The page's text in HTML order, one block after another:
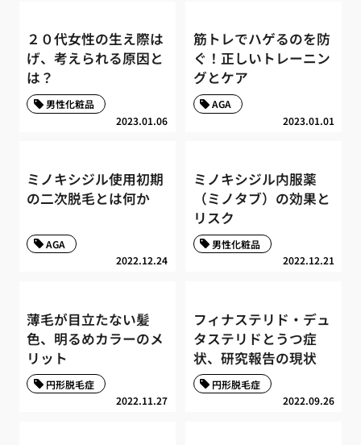
２０代女性の生え際は
げ、考えられる原因と
は？
2023.01.06
男性化粧品
筋トレでハゲるのを防
ぐ！正しいトレーニン
グとケア
2023.01.01
AGA
ミノキシジル使用初期
の二次脱毛とは何か
2022.12.24
AGA
ミノキシジル内服薬
（ミノタブ）の効果と
リスク
2022.12.21
男性化粧品
薄毛が目立たない髪
色、明るめカラーのメ
リット
2022.11.27
円形脱毛症
フィナステリド・デュ
タステリドとうつ症
状、研究報告の現状
2022.09.26
円形脱毛症